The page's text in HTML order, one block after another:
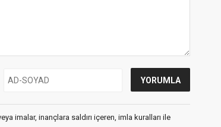
imalar, inançlara saldırı içeren, imla kuralları ile